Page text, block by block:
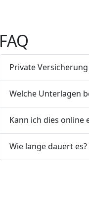
FAQ
Private
Welche Unterlagen
Kann ich dies online
Wie lange dauert es?